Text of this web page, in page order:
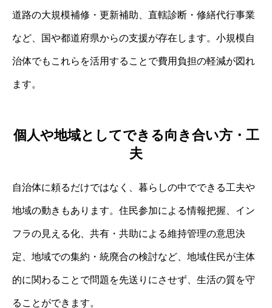
道路の大規模補修・更新補助、直轄診断・修繕代行事業
など、国や都道府県からの支援が存在します。小規模自
治体でもこれらを活用することで費用負担の軽減が図れ
ます。
個人や地域としてできる向き合い方・工
夫
自治体に頼るだけではなく、暮らしの中でできる工夫や
地域の動きもあります。住民参加による情報把握、イン
フラの見える化、共有・共助による維持管理の意思決
定、地域での集約・統廃合の検討など、地域住民が主体
的に関わることで問題を先送りにさせず、生活の質を守
ることができます。